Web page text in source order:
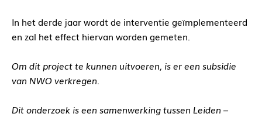
In het derde jaar wordt de interventie geïmplementeerd
en zal het effect hiervan worden gemeten.
Om dit project te kunnen uitvoeren, is er een subsidie
van NWO verkregen.
Dit onderzoek is een samenwerking tussen Leiden –